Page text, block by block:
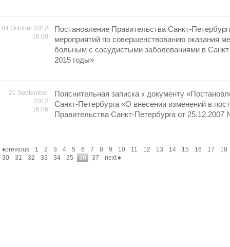
04 October 2012
16:08
Постановление Правительства Санкт-
мероприятий по совершенствованию оказания
больным с сосудистыми заболеваниями в
2015 годы»
21 September
2012
16:06
Пояснительная записка к документу
Санкт-Петербурга «О внесении изменений в
Правительства Санкт-Петербурга от 25.12.2007
previous 1 2 3 4 5 6 7 8 9 10 11 12 13 14 15 16 17
18
30
31 32 33 34 35 36 37 next